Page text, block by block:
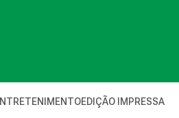
EDIÇÃO IMPRESSA